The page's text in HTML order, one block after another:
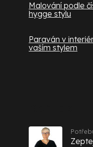
Malování podle
hygge stylu
Paraván v
vaším stylem